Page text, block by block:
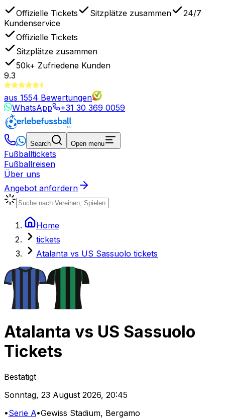
Offizielle Tickets Sitzplätze zusammen
24/7
Kundenservice
Offizielle Tickets
Sitzplätze zusammen
50k+ Zufriedene Kunden
9.3
aus 1554 Bewertungen
WhatsApp
+31 30 369 0059
Search Open menu
Fußballtickets
Fußballreisen
Über uns
Angebot anfordern
Home
tickets
Atalanta vs US Sassuolo tickets
Atalanta vs US Sassuolo
Tickets
Bestätigt
Sonntag, 23 August 2026, 20:45
•Serie A•Gewiss Stadium, Bergamo